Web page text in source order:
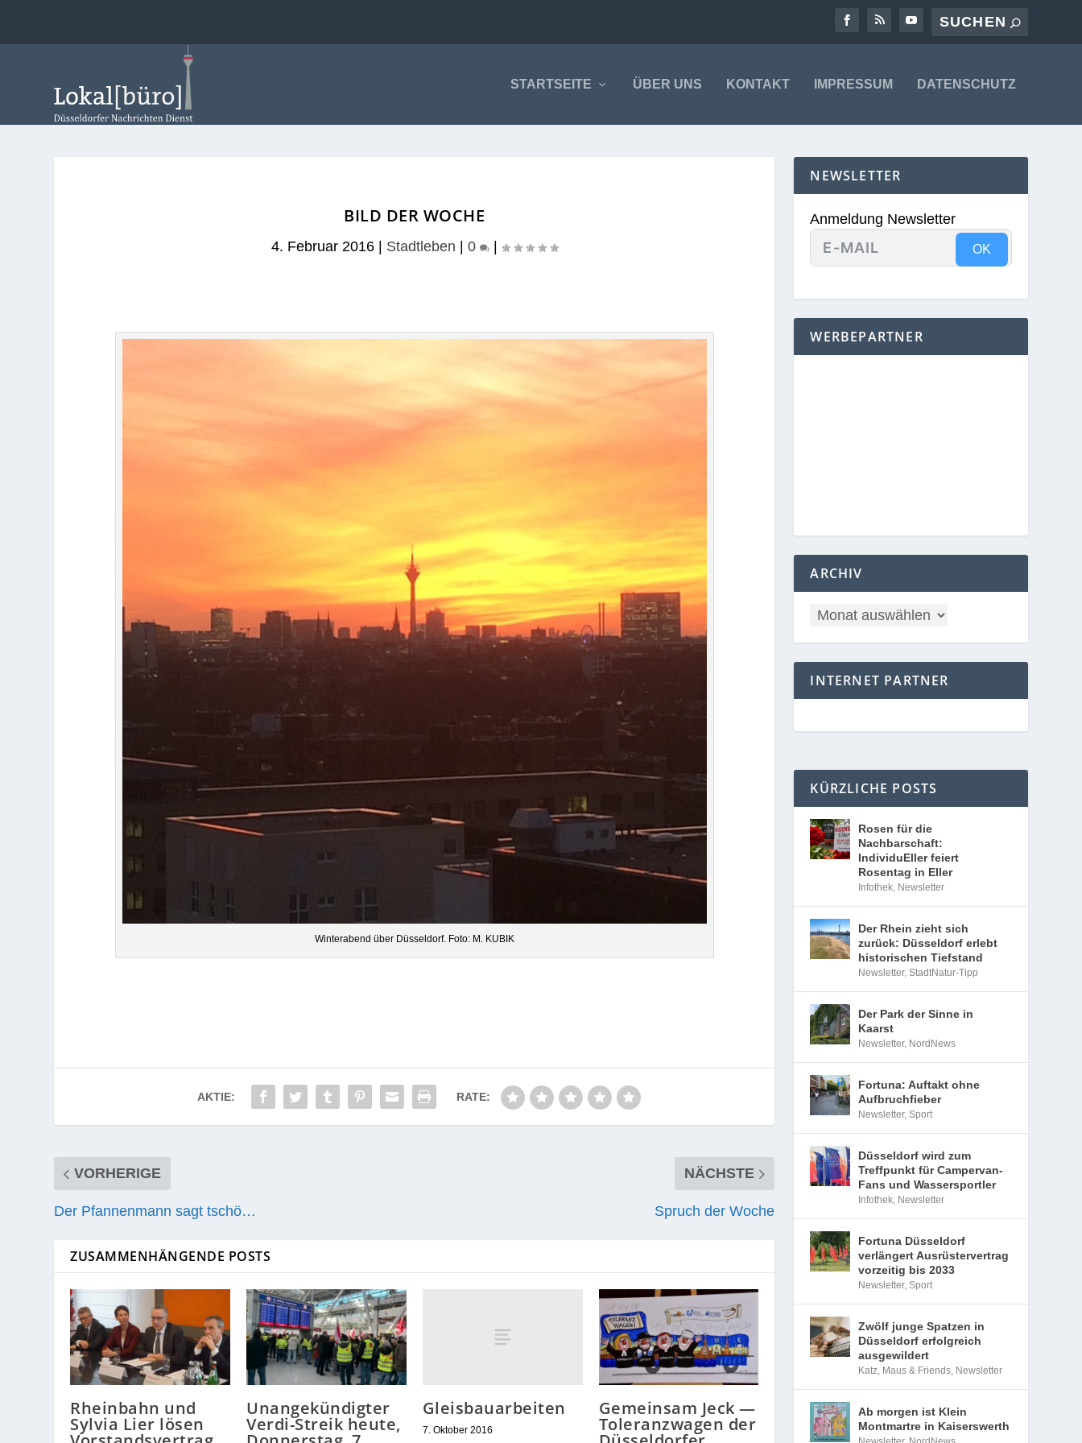
STARTSEITE ÜBER UNS KONTAKT IMPRESSUM DATENSCHUTZ
BILD DER WOCHE
4. Februar 2016| Stadtleben 0 |
Win­ter­abend über Düs­sel­dorf. Foto: M. KUBIK
AKTIE: RATE:
VORHERIGE
Der Pfannenmann sagt tschö…
NÄCHSTE
Spruch der Woche
ZUSAMMENHÄNGENDE POSTS
Rheinbahn und
Sylvia Lier lösen
Unangekündigter
Verdi-Streik heute,
Gleisbauarbeiten
7. Oktober 2016
Gemeinsam Jeck —
Toleranzwagen der
NEWSLETTER
Anmeldung Newsletter
OK
WERBEPARTNER
ARCHIV
INTERNET PARTNER
KÜRZLICHE POSTS
Rosen für die
Nachbarschaft:
IndividuEller feiert
Rosentag in Eller
Infothek, Newsletter
Der Rhein zieht sich
zurück: Düsseldorf erlebt
historischen Tiefstand
Newsletter,StadtNatur-Tipp
Der Park der Sinne in
Kaarst
Newsletter, NordNews
Fortuna: Auftakt ohne
Aufbruchfieber
Newsletter,Sport
Düsseldorf wird zum
Treffpunkt für Campervan-
Fans und Wassersportler
Infothek, Newsletter
Fortuna Düsseldorf
verlängert Ausrüstervertrag
vorzeitig bis 2033
Newsletter,Sport
Zwölf junge Spatzen in
Düsseldorf erfolgreich
ausgewildert
Katz, Maus & Friends, Newsletter
Ab morgen ist Klein
Montmartre in Kaiserswerth